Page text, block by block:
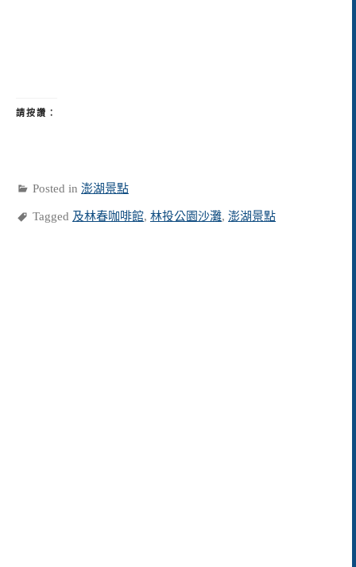
請按讚：
Posted in 澎湖景點
Tagged 及林春咖啡館, 林投公園沙灘, 澎湖景點